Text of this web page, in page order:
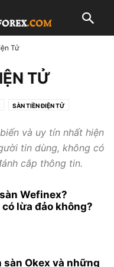
Tử
TỬ
SÀN TIỀN ĐIỆN TỬ
và uy tín nhất hiện
tin dùng, không có
cắp thông tin.
Wefinex?
lừa đảo không?
sàn Okex và những